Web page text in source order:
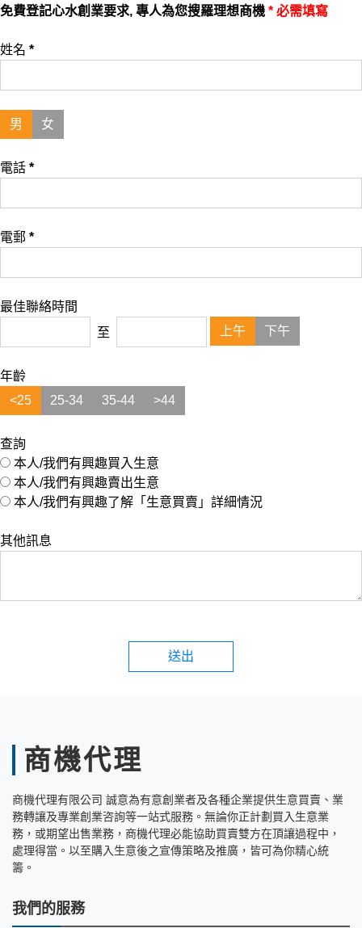
免費登記心水創業要求, 專人為您搜羅理想商機 * 必需填寫
姓名 *
男 女
電話 *
電郵 *
最佳聯絡時間
至
上午 下午
年齡
<25
25-34 35-44 >44
查詢
本人/我們有興趣買入生意
本人/我們有興趣賣出生意
本人/我們有興趣了解「生意買賣」詳細情況
其他訊息
送出
商機代理
商機代理有限公司 誠意為有意創業者及各種企業提供生意買賣、業
務轉讓及專業創業咨詢等一站式服務。無論你正計劃買入生意業
務，或期望出售業務，商機代理必能協助買賣雙方在頂讓過程中，
處理得當。以至購入生意後之宣傳策略及推廣，皆可為你精心統
籌。
我們的服務